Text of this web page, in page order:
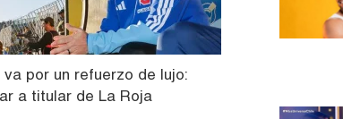
va por un refuerzo de lujo:
a titular de La Roja